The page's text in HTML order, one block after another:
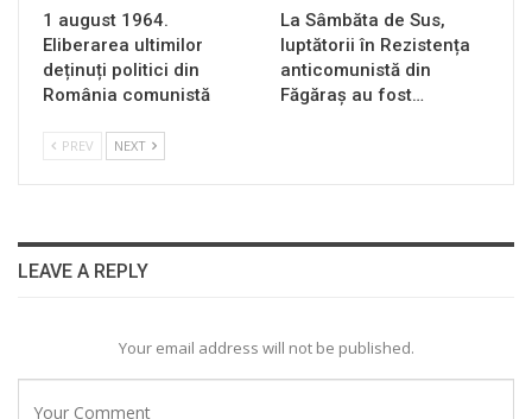
1 august 1964.
Eliberarea ultimilor
deținuți politici din
România comunistă
La Sâmbăta de Sus,
luptătorii în Rezistența
anticomunistă din
Făgăraș au fost…
PREV NEXT
LEAVE A REPLY
Your email address will not be published.